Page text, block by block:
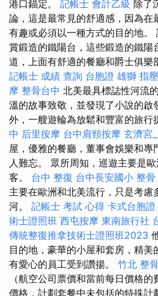
港口錨定。 記帳士 會計乙級 除了
論，這是最常見的舒適感，因為在
有趣或必須以一種方式的目的地。
賞鍛造的鐵陽台，這些鍛造的鐵陽
道，上面有舒適的餐廳和爵士俱樂
記帳士 成績 查詢 台胞證 雄獅 指
摩 整骨台中 北美最具標誌性河流
溫的故事致敬，並發現了小說的啟
外，一艘遊輪為放鬆和豐富的旅行
中 后里按摩 台中肩頸按摩 玄濟宮
屋，優雅的餐廳，董事會娛樂和專
人難忘。 眾所周知，巡遊主要是
客。 台中 整復 台中長安國小 整骨
主要在歐洲和北美流行，只是考慮
河。 記帳士 考試 心得 卡式台胞證
術士證照班 西屯按摩 東南旅行社
傳統整復推拿技術士證照班2023
目的地，豪華的小屋和套房，精美
有愛心的員工受到讚揚。 竹北 整骨
（航空公司票價和當前每日價格
價格，計劃套餐中未包括的特殊計